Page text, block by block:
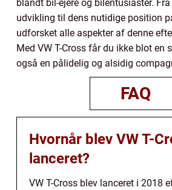
blandt bil-ejere og bilentusiaster.
udvikling til dens nutidige position
udforsket alle aspekter af denne
Med VW T-Cross får du ikke blot en
også en pålidelig og alsidig
FAQ
Hvornår blev VW T-
lanceret?
VW T-Cross blev lanceret i 2018